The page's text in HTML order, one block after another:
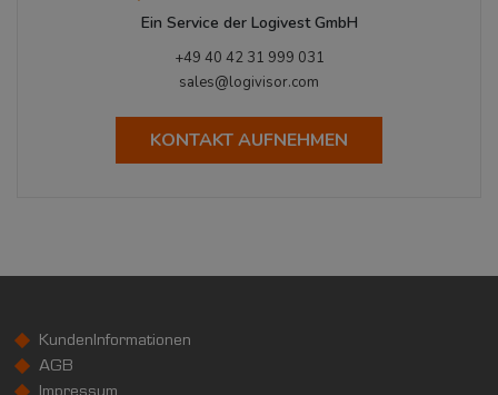
Ein Service der Logivest GmbH
+49 40 42 31 999 031
sales@logivisor.com
KONTAKT AUFNEHMEN
KundenInformationen
AGB